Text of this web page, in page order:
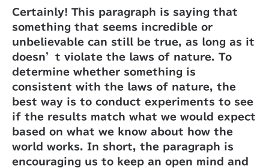
Certainly! This paragraph is saying that
something that seems incredible or
unbelievable can still be true, as long as it
doesn’t violate the laws of nature. To
determine whether something is
consistent with the laws of nature, the
best way is to conduct experiments to see
if the results match what we would expect
based on what we know about how the
world works. In short, the paragraph is
encouraging us to keep an open mind and